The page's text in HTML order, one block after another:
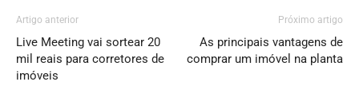
Artigo anterior
Live Meeting vai sortear 20
mil reais para corretores de
imóveis
Próximo artigo
As principais vantagens de
comprar um imóvel na planta